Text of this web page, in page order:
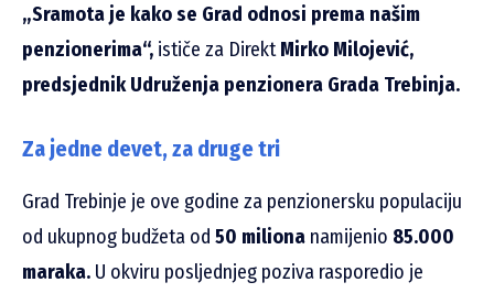
„Sramota je kako se Grad odnosi prema našim
penzionerima“, ističe za DirektMirko Milojević,
predsjednik Udruženja penzionera Grada Trebinja.
Za jedne devet, za druge tri
Grad Trebinje je ove godine za penzionersku populaciju
od ukupnog budžeta od 50 miliona namijenio 85.000
maraka. U okviru posljednjeg poziva rasporedio je